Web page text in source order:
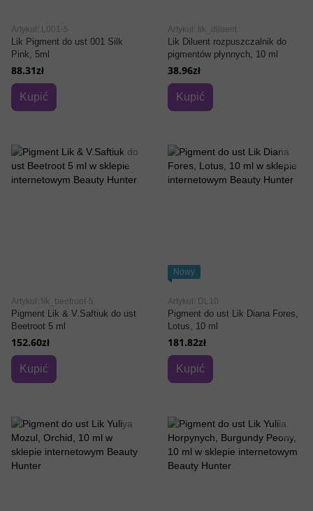
Artykuł: L001-5
Lik Pigment do ust 001 Silk
Pink, 5ml
88.31zł
Kupić
Artykuł: lik_diluent
Lik Diluent rozpuszczalnik do
pigmentów płynnych, 10 ml
38.96zł
Kupić
Artykuł: lik_beetroot-5
Pigment Lik & V.Saftiuk do ust
Beetroot 5 ml
152.60zł
Kupić
Nowy
Artykuł: DL10
Pigment do ust Lik Diana Fores,
Lotus, 10 ml
181.82zł
Kupić